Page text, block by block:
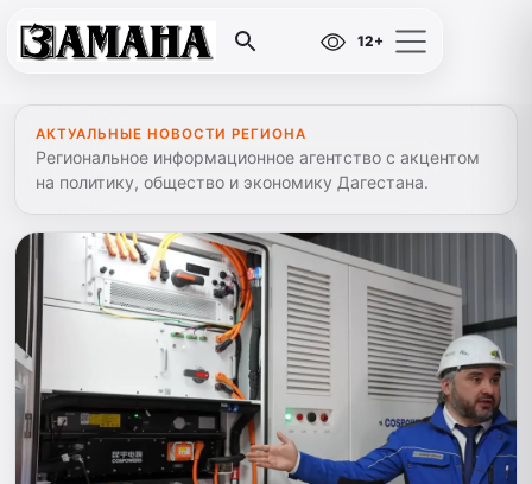
12+
АКТУАЛЬНЫЕ НОВОСТИ РЕГИОНА
Региональное информационное агентство с акцентом
на политику, общество и экономику Дагестана.